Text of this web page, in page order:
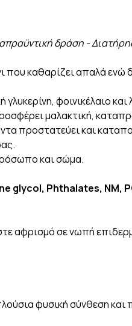
δράση -
καθαρίζει απαλά ενώ
φοινικέλαιο
μαλακτική,
προστατεύει και
και σώμα.
glycol, Phthalates, NM,
αφρισμό σε νωπή
φυσική σύνθεση και